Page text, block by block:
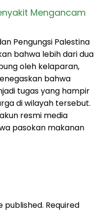
Mengancam
Pengungsi Palestina
bahwa lebih dari dua
oleh kelaparan,
bahwa
tugas yang hampir
di wilayah tersebut.
resmi media
pasokan makanan
published. Required